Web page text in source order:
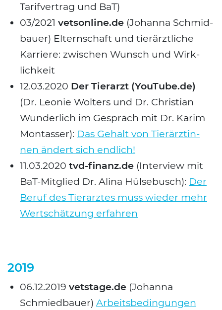
Tarif­ver­trag und BaT)
03/2021 vetsonline.de (Johan­na Schmid­
bau­er) Eltern­schaft und tier­ärzt­li­che
Kar­rie­re: zwi­schen Wunsch und Wirk­
lich­keit
12.03.2020 Der Tier­arzt (YouTube.de)
(Dr. Leo­nie Wol­ters und Dr. Chris­ti­an
Wun­der­lich im Gespräch mit Dr. Karim
Mon­tas­ser): Das Gehalt von Tier­ärz­tin­
nen ändert sich end­lich!
11.03.2020 tvd-finanz.de (Inter­view mit
BaT-Mit­glied Dr. Ali­na Hüls­ebusch): Der
Beruf des Tier­arz­tes muss wie­der mehr
Wert­schät­zung erfah­ren
2019
06.12.2019 vetstage.de (Johan­na
Schmied­bau­er) Arbeits­be­din­gun­gen